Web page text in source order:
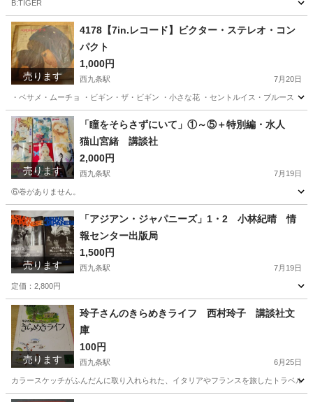
B:TIGER
大阪 大阪市 西九条駅 レコード
売ります
4178【7in.レコード】ビクター・ステレオ・コン
パクト
1,000円
西九条駅 7月20日
・ベサメ・ムーチョ ・ビギン・ザ・ビギン ・小さな花 ・セントルイス・ブルース
大阪 大阪市 西九条駅 その他 ビクター
売ります
「瞳をそらさずにいて」①～⑤＋特別編・水人
猫山宮緒 講談社
2,000円
西九条駅 7月19日
⑥巻がありません。
大阪 大阪市 西九条駅 マンガ、コミック、アニメ
売ります
「アジアン・ジャパニーズ」1・2 小林紀晴 情
報センター出版局
1,500円
西九条駅 7月19日
定価：2,800円
大阪 大阪市 西九条駅 文芸 アジアン
売ります
玲子さんのきらめきライフ 西村玲子 講談社文
庫
100円
西九条駅 6月25日
カラースケッチがふんだんに取り入れられた、イタリアやフランスを旅したトラベル